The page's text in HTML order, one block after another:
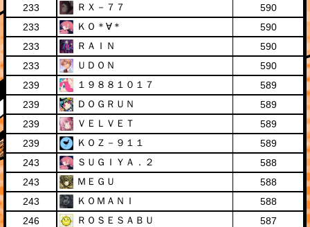
233
ＲＸ－７７
590
233
ＫＯ＊∀＊
590
233
ＲＡＩＮ
590
233
ＵＤＯＮ
590
239
１９８８１０１７
589
239
ＤＯＧＲＵＮ
589
239
ＶＥＬＶＥＴ
589
239
ＫＯＺ－９１１
589
243
ＳＵＧＩＹＡ．２
588
243
ＭＥＧＵ
588
243
ＫＯＭＡＮＩ
588
246
ＲＯＳＥＳＡＢＵ
587